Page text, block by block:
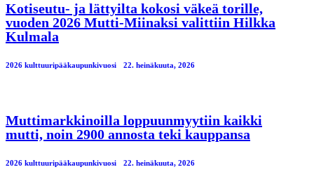
Kotiseutu- ja lättyilta kokosi väkeä torille,
vuoden 2026 Mutti-Miinaksi valittiin Hilkka
Kulmala
2026 kulttuuripääkaupunkivuosi 22. heinäkuuta, 2026
Muttimarkkinoilla loppuunmyytiin kaikki
mutti, noin 2900 annosta teki kauppansa
2026 kulttuuripääkaupunkivuosi 22. heinäkuuta, 2026